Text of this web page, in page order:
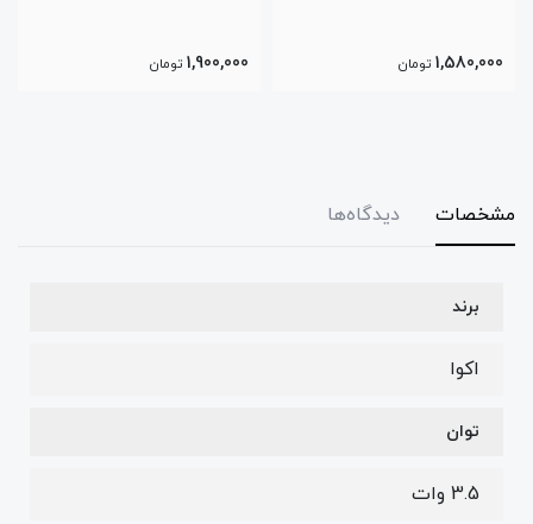
1,900,000
1,800,000
مشخصات دیدگاه‌ها
برند
اکوا
توان
3.5 وات